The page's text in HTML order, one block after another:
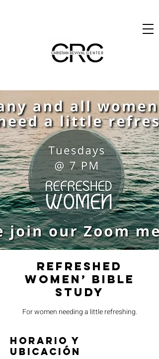
Refreshed
Women’ Bible
Study
For women needing a little refreshing.
Horario y
ubicación